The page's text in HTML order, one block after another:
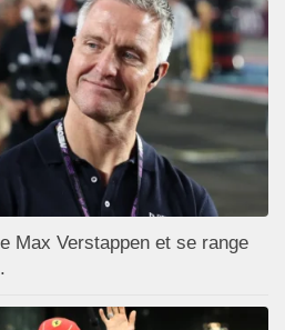
Max Verstappen et se range